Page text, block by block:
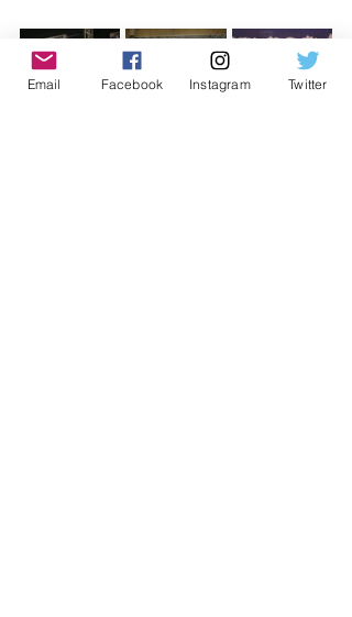
Email Facebook Instagram Twitter